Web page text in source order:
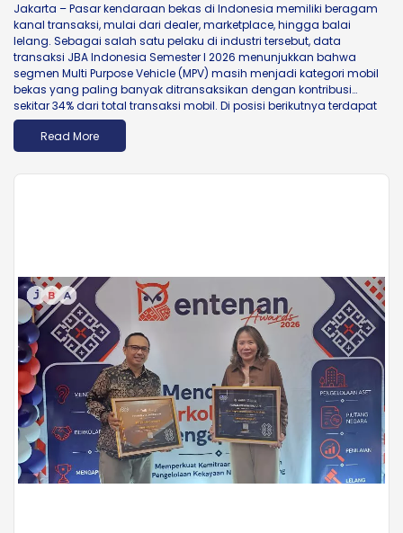
Jakarta – Pasar kendaraan bekas di Indonesia memiliki beragam
kanal transaksi, mulai dari dealer, marketplace, hingga balai
lelang. Sebagai salah satu pelaku di industri tersebut, data
transaksi JBA Indonesia Semester I 2026 menunjukkan bahwa
segmen Multi Purpose Vehicle (MPV) masih menjadi kategori mobil
bekas yang paling banyak ditransaksikan dengan kontribusi
sekitar 34% dari total transaksi mobil. Di posisi berikutnya terdapat
Low Cost Green Car (LCGC) sebesar 24%, disusul...
Read More